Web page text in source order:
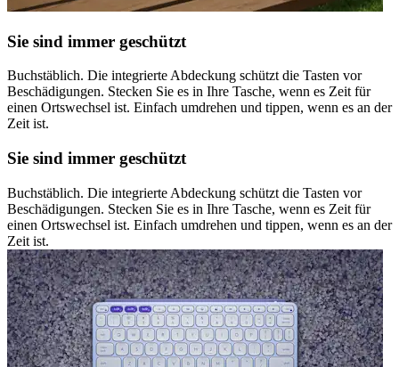
Sie sind immer geschützt
Buchstäblich. Die integrierte Abdeckung schützt die Tasten vor
Beschädigungen. Stecken Sie es in Ihre Tasche, wenn es Zeit für
einen Ortswechsel ist. Einfach umdrehen und tippen, wenn es an der
Zeit ist.
Sie sind immer geschützt
Buchstäblich. Die integrierte Abdeckung schützt die Tasten vor
Beschädigungen. Stecken Sie es in Ihre Tasche, wenn es Zeit für
einen Ortswechsel ist. Einfach umdrehen und tippen, wenn es an der
Zeit ist.